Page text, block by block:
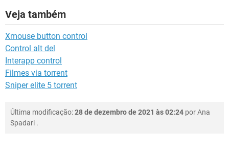
Veja também
Xmouse button control
Control alt del
Interapp control
Filmes via torrent
Sniper elite 5 torrent
Última modificação:28 de dezembro de 2021 às 02:24 porAna
Spadari .